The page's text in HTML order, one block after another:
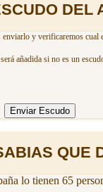
DEL
y verificaremos
añadida si no es un
QUE
lo tienen 65